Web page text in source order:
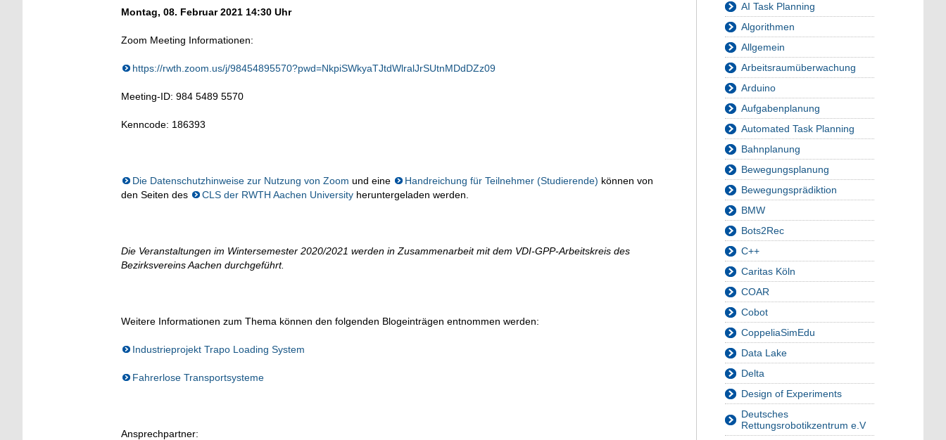
Montag, 08. Februar 2021 14:30 Uhr
Zoom Meeting Informationen:
https://rwth.zoom.us/j/98454895570?pwd=NkpiSWkyaTJtdWlralJrSUtnMDdDZz09
Meeting-ID: 984 5489 5570
Kenncode: 186393
Die Datenschutzhinweise zur Nutzung von Zoom und eine Handreichung für Teilnehmer (Studierende) können von
den Seiten des
CLS der RWTH Aachen University heruntergeladen werden.
Die Veranstaltungen im Wintersemester 2020/2021 werden in Zusammenarbeit mit dem VDI-GPP-Arbeitskreis des
Bezirksvereins Aachen durchgeführt.
Weitere Informationen zum Thema können den folgenden Blogeinträgen entnommen werden:
Industrieprojekt Trapo Loading System
Fahrerlose Transportsysteme
Ansprechpartner:
AI Task Planning
Algorithmen
Allgemein
Arbeitsraumüberwachung
Arduino
Aufgabenplanung
Automated Task Planning
Bahnplanung
Bewegungsplanung
Bewegungsprädiktion
BMW
Bots2Rec
C++
Caritas Köln
COAR
Cobot
CoppeliaSimEdu
Data Lake
Delta
Design of Experiments
Deutsches
Rettungsrobotikzentrum e.V